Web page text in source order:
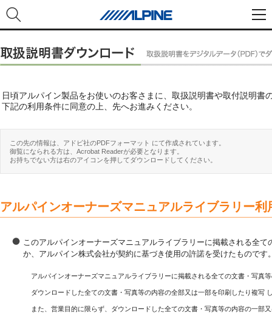
日頃アルパイン製品をお使いのお客さまに、取扱説明書や取付説明書
下記の利用条件に同意の上、先へお進みください。
この先の情報は、アドビ社のPDFフォーマット にて作成されています。
御覧になられる方は、Acrobat Readerが必要となります。
お持ちでない方は右のアイコンを押してダウンロードしてください。
アルパインオーナーズマニュアルライブラリー利
このアルパインオーナーズマニュアルライブラリーに掲載される全
か、アルパイン株式会社が契約に基づき使用の許諾を受けたもので
アルパインオーナーズマニュアルライブラリーに掲載される全ての文書・写真
ダウンロードした全ての文書・写真等の内容の全部又は一部を印刷したり複写
また、営業目的に限らず、ダウンロードした全ての文書・写真等の内容の一